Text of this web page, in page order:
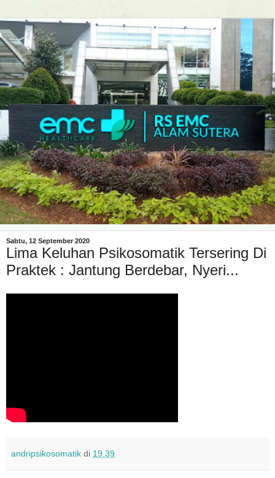
Sabtu, 12 September 2020
Lima Keluhan Psikosomatik Tersering Di
Praktek : Jantung Berdebar, Nyeri...
andripsikosomatik di 19.39